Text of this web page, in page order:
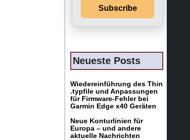
Subscribe
Neueste Posts
Wiedereinführung des Thin
.typfile und Anpassungen
für Firmware-Fehler bei
Garmin Edge x40 Geräten
Neue Konturlinien für
Europa – und andere
aktuelle Nachrichten